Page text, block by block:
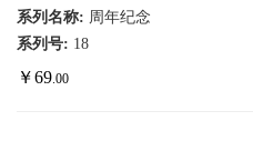
系列名称: 周年纪念
系列号: 18
￥69.00